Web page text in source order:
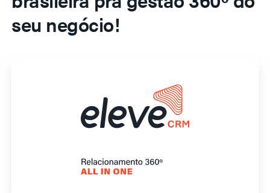
seu negócio!